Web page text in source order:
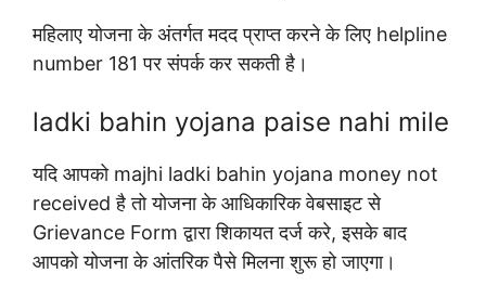
महिलाए योजना के अंतर्गत मदद प्राप्त करने के लिए helpline
number 181 पर संपर्क कर सकती है।
ladki bahin yojana paise nahi mile
यदि आपको majhi ladki bahin yojana money not
received है तो योजना के आधिकारिक वेबसाइट से
Grievance Form द्वारा शिकायत दर्ज करे, इसके बाद
आपको योजना के आंतरिक पैसे मिलना शुरू हो जाएगा।